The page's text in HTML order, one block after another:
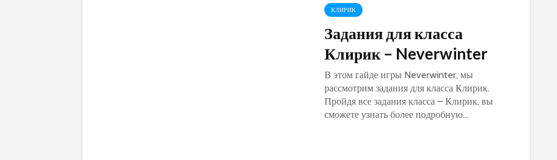
КЛИРИК
Задания для класса
Клирик – Neverwinter
В этом гайде игры Neverwinter, мы
рассмотрим задания для класса Клирик.
Пройдя все задания класса – Клирик, вы
сможете узнать более подробную...